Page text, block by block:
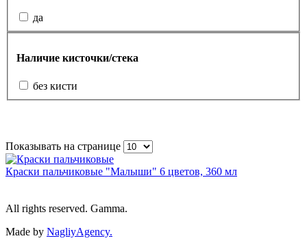
да
Наличие кисточки/стека
без кисти
Показывать на странице
Краски пальчиковые "Малыши" 6 цветов, 360 мл
All rights reserved. Gamma.
Made by NagliyAgency.